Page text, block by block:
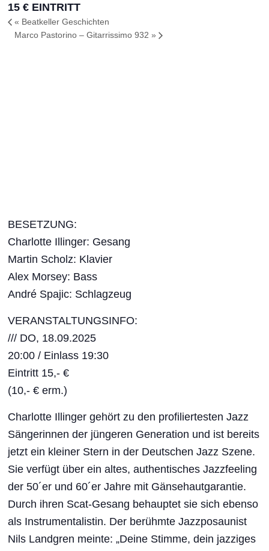
15 € EINTRITT
« Beatkeller Geschichten
Marco Pastorino – Gitarrissimo 932»
BESETZUNG:
Charlotte Illinger: Gesang
Martin Scholz: Klavier
Alex Morsey: Bass
André Spajic: Schlagzeug
VERANSTALTUNGSINFO:
/// DO, 18.09.2025
20:00 / Einlass 19:30
Eintritt 15,- €
(10,- € erm.)
Charlotte Illinger gehört zu den profiliertesten Jazz
Sängerinnen der jüngeren Generation und ist bereits
jetzt ein kleiner Stern in der Deutschen Jazz Szene.
Sie verfügt über ein altes, authentisches Jazzfeeling
der 50´er und 60´er Jahre mit Gänsehautgarantie.
Durch ihren Scat-Gesang behauptet sie sich ebenso
als Instrumentalistin. Der berühmte Jazzposaunist
Nils Landgren meinte: „Deine Stimme, dein jazziges